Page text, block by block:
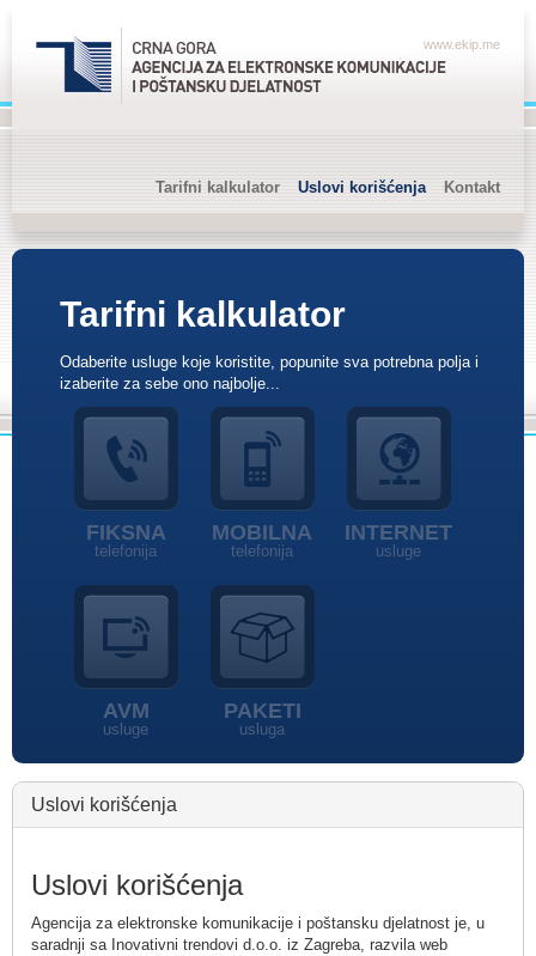
www.ekip.me
Tarifni kalkulator Uslovi korišćenja Kontakt
Tarifni kalkulator
Odaberite usluge koje koristite, popunite sva potrebna polja i
izaberite za sebe ono najbolje...
FIKSNA
telefonija
MOBILNA
telefonija
INTERNET
usluge
AVM
usluge
PAKETI
usluga
Uslovi korišćenja
Uslovi korišćenja
Agencija za elektronske komunikacije i poštansku djelatnost je, u
saradnji sa Inovativni trendovi d.o.o. iz Zagreba, razvila web